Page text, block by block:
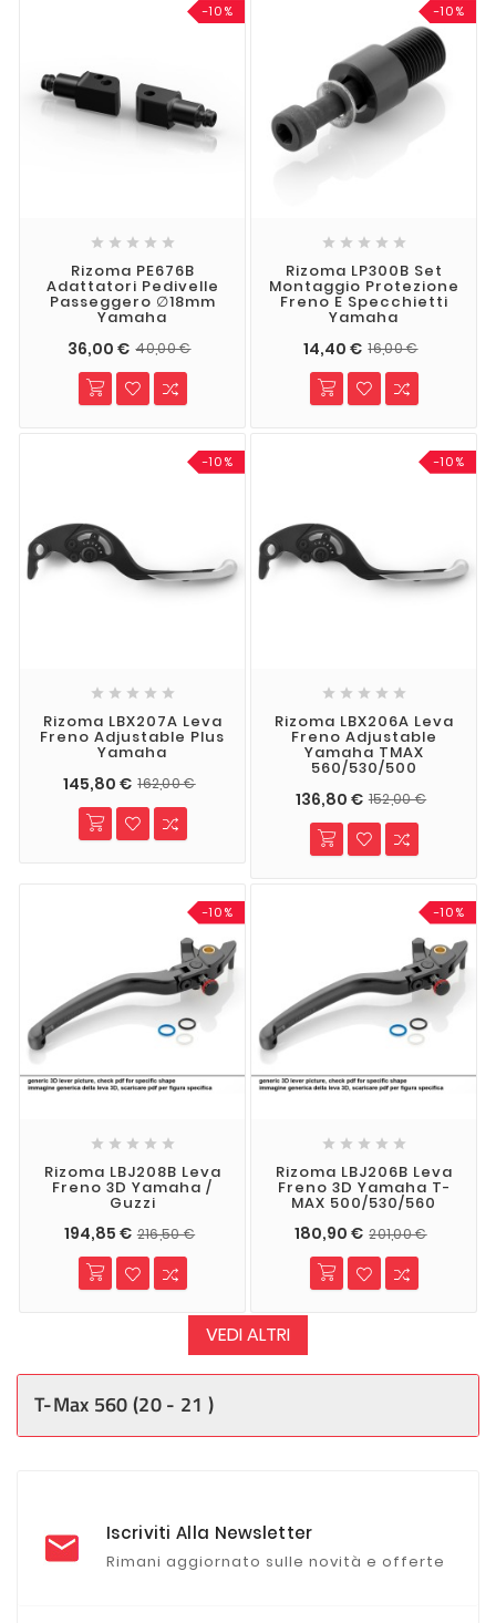
-10%
    
Rizoma PE676B
Adattatori Pedivelle
Passeggero ∅18mm
Yamaha
36,00 € 40,00 €
-10%
    
Rizoma LP300B Set
Montaggio Protezione
Freno E Specchietti
Yamaha
14,40 € 16,00 €
-10%
    
Rizoma LBX207A Leva
Freno Adjustable Plus
Yamaha
145,80 € 162,00 €
-10%
    
Rizoma LBX206A Leva
Freno Adjustable
Yamaha TMAX
560/530/500
136,80 € 152,00 €
-10%
    
Rizoma LBJ208B Leva
Freno 3D Yamaha /
Guzzi
194,85 € 216,50 €
-10%
    
Rizoma LBJ206B Leva
Freno 3D Yamaha T-
MAX 500/530/560
180,90 € 201,00 €
VEDI ALTRI
T-Max 560 (20 - 21 )
Iscriviti Alla Newsletter
Rimani aggiornato sulle novità e offerte